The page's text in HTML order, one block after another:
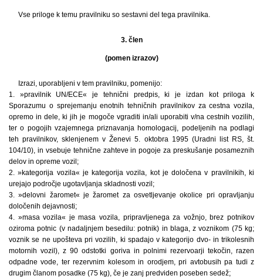
Vse priloge k temu pravilniku so sestavni del tega pravilnika.
3. člen
(pomen izrazov)
Izrazi, uporabljeni v tem pravilniku, pomenijo:
1. »pravilnik UN/ECE« je tehnični predpis, ki je izdan kot priloga k
Sporazumu o sprejemanju enotnih tehničnih pravilnikov za cestna vozila,
opremo in dele, ki jih je mogoče vgraditi in/ali uporabiti v/na cestnih vozilih,
ter o pogojih vzajemnega priznavanja homologacij, podeljenih na podlagi
teh pravilnikov, sklenjenem v Ženevi 5. oktobra 1995 (Uradni list RS, št.
104/10), in vsebuje tehnične zahteve in pogoje za preskušanje posameznih
delov in opreme vozil;
2. »kategorija vozila« je kategorija vozila, kot je določena v pravilnikih, ki
urejajo področje ugotavljanja skladnosti vozil;
3. »delovni žaromet« je žaromet za osvetljevanje okolice pri opravljanju
določenih dejavnosti;
4. »masa vozila« je masa vozila, pripravljenega za vožnjo, brez potnikov
oziroma potnic (v nadaljnjem besedilu: potnik) in blaga, z voznikom (75 kg;
voznik se ne upošteva pri vozilih, ki spadajo v kategorijo dvo- in trikolesnih
motornih vozil), z 90 odstotki goriva in polnimi rezervoarji tekočin, razen
odpadne vode, ter rezervnim kolesom in orodjem, pri avtobusih pa tudi z
drugim članom posadke (75 kg), če je zanj predviden poseben sedež;